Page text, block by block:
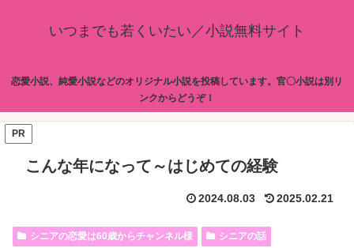
いつまでも若くいたい／小説無料サイト
恋愛小説、純愛小説などのオリジナル小説を投稿しています。官〇小説は別リ
ンクからどうぞ！
PR
こんな年になって～はじめての経験
2024.08.03 2025.02.21
シニアの恋愛は60歳からチャンネル様 シニアの話